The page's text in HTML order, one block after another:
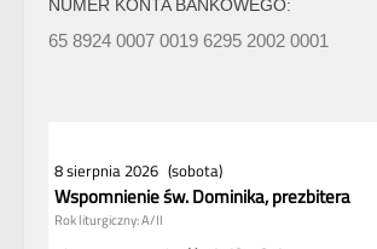
NUMER KONTA BANKOWEGO:
65 8924 0007 0019 6295 2002 0001